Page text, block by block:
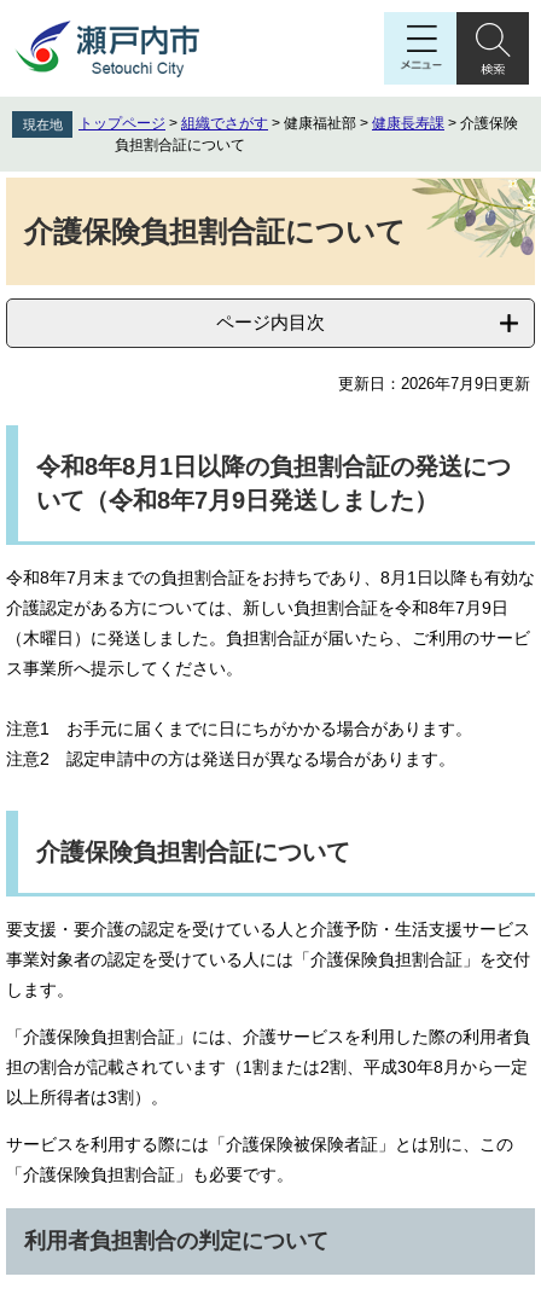
先
頭
を
飛
へ
現在地 トップページ > 組織でさがす > 健康福祉部 > 健康長寿課 > 介護保険
負担割合証について
介護保険負担割合証について
ページ内目次
更新日：2026年7月9日更新
令和8年8月1日以降の負担割合証の発送につ
いて（令和8年7月9日発送しました）
令和8年7月末までの負担割合証をお持ちであり、8月1日以降も有効な
介護認定がある方については、新しい負担割合証を令和8年7月9日
（木曜日）に発送しました。負担割合証が届いたら、ご利用のサービ
ス事業所へ提示してください。
注意1 お手元に届くまでに日にちがかかる場合があります。
注意2 認定申請中の方は発送日が異なる場合があります。
介護保険負担割合証について
要支援・要介護の認定を受けている人と介護予防・生活支援サービス
事業対象者の認定を受けている人には「介護保険負担割合証」を交付
します。
「介護保険負担割合証」には、介護サービスを利用した際の利用者負
担の割合が記載されています（1割または2割、平成30年8月から一定
以上所得者は3割）。
サービスを利用する際には「介護保険被保険者証」とは別に、この
「介護保険負担割合証」も必要です。
利用者負担割合の判定について